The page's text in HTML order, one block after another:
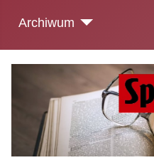
Archiwum